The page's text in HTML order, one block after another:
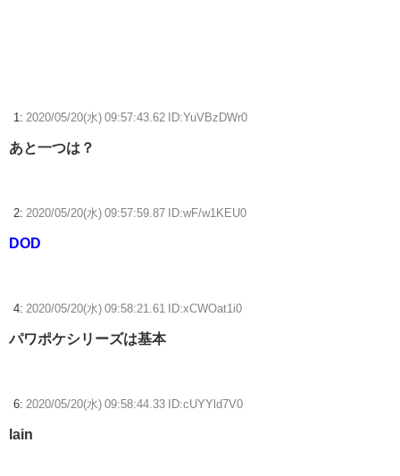
俺氏、スパロボVの難易度にビビるｗｗｗｗｗｗｗｗｗｗｗ
Powered by livedoor 相互RSS
1: 2020/05/20(水) 09:57:43.62 ID:YuVBzDWr0
あと一つは？
2: 2020/05/20(水) 09:57:59.87 ID:wF/w1KEU0
DOD
4: 2020/05/20(水) 09:58:21.61 ID:xCWOat1i0
パワポケシリーズは基本
6: 2020/05/20(水) 09:58:44.33 ID:cUYYld7V0
lain